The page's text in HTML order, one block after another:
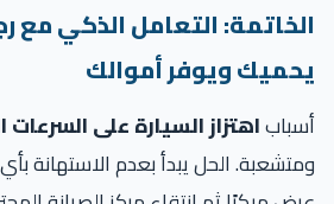
التعامل الذكي مع رجة
ويوفر أموالك
اهتزاز السيارة على السرعات
الحل يبدأ بعدم الاستهانة بأي